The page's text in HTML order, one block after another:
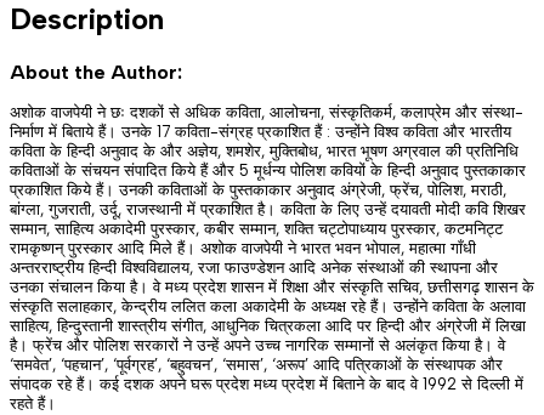
Description
About the Author:
अशोक वाजपेयी ने छः दशकों से अधिक कविता, आलोचना, संस्कृतिकर्म, कलाप्रेम और संस्था-
निर्माण में बिताये हैं। उनके 17 कविता-संग्रह प्रकाशित हैं : उन्होंने विश्व कविता और भारतीय
कविता के हिन्दी अनुवाद के और अज्ञेय, शमशेर, मुक्तिबोध, भारत भूषण अग्रवाल की प्रतिनिधि
कविताओं के संचयन संपादित किये हैं और 5 मूर्धन्य पोलिश कवियों के हिन्दी अनुवाद पुस्तकाकार
प्रकाशित किये हैं। उनकी कविताओं के पुस्तकाकार अनुवाद अंग्रेजी, फ्रेंच, पोलिश, मराठी,
बांग्ला, गुजराती, उर्दू, राजस्थानी में प्रकाशित है। कविता के लिए उन्हें दयावती मोदी कवि शिखर
सम्मान, साहित्य अकादेमी पुरस्कार, कबीर सम्मान, शक्ति चट्टोपाध्याय पुरस्कार, कटमनिट्ट
रामकृष्णन् पुरस्कार आदि मिले हैं। अशोक वाजपेयी ने भारत भवन भोपाल, महात्मा गाँधी
अन्तरराष्ट्रीय हिन्दी विश्वविद्यालय, रजा फाउण्डेशन आदि अनेक संस्थाओं की स्थापना और
उनका संचालन किया है। वे मध्य प्रदेश शासन में शिक्षा और संस्कृति सचिव, छत्तीसगढ़ शासन के
संस्कृति सलाहकार, केन्द्रीय ललित कला अकादेमी के अध्यक्ष रहे हैं। उन्होंने कविता के अलावा
साहित्य, हिन्दुस्तानी शास्त्रीय संगीत, आधुनिक चित्रकला आदि पर हिन्दी और अंग्रेजी में लिखा
है। फ्रेंच और पोलिश सरकारों ने उन्हें अपने उच्च नागरिक सम्मानों से अलंकृत किया है। वे
‘समवेत’, ‘पहचान’, ‘पूर्वग्रह’, ‘बहुवचन’, ‘समास’, ‘अरूप’ आदि पत्रिकाओं के संस्थापक और
संपादक रहे हैं। कई दशक अपने घरू प्रदेश मध्य प्रदेश में बिताने के बाद वे 1992 से दिल्ली में
रहते हैं।